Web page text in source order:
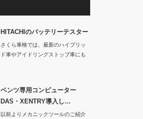
HITACHIのバッテリーテスター
さくら車検では、最新のハイブリッ
ド車やアイドリングストップ車にも
ベンツ専用コンピューター
DAS・XENTRY導入し…
以前よりメカニックツールのご紹介